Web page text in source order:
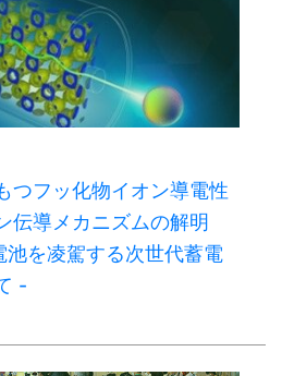
つフッ化物イオン導電性
伝導メカニズムの解明
を凌駕する次世代蓄電
-